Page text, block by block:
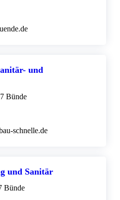
und
Bünde
schnelle.de
und Sanitär
Bünde